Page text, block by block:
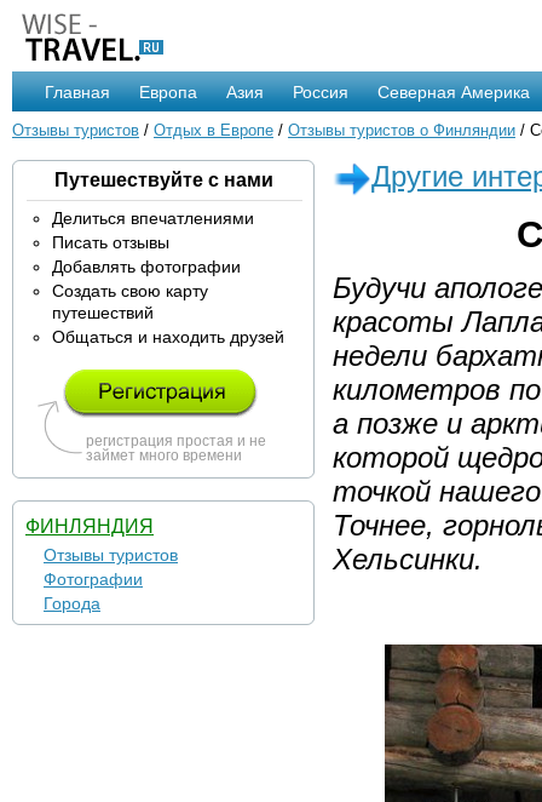
Главная Европа Азия Россия Северная Америка
Отзывы туристов / Отдых в Европе / Отзывы туристов о Финляндии /
Путешествуйте с нами
Делиться впечатлениями
Писать отзывы
Добавлять фотографии
Создать свою карту
путешествий
Общаться и находить друзей
регистрация простая и не
займет много времени
ФИНЛЯНДИЯ
Отзывы туристов
Фотографии
Города
Другие
Будучи
красоты
недели
километров
а позже и
которой
точкой
Точнее,
Хельсинки.